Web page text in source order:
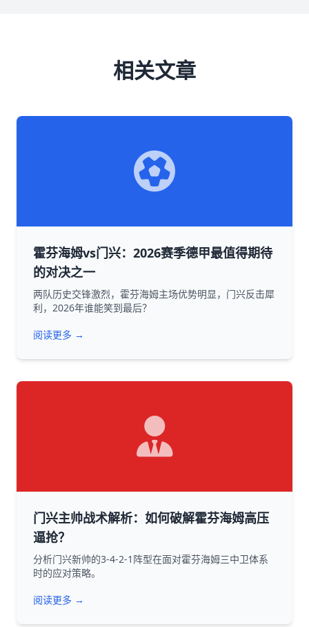
相关文章
霍芬海姆vs门兴：2026赛季德甲最值得期待
的对决之一
两队历史交锋激烈，霍芬海姆主场优势明显，门兴反击犀
利，2026年谁能笑到最后？
阅读更多 →
门兴主帅战术解析：如何破解霍芬海姆高压
逼抢？
分析门兴新帅的3-4-2-1阵型在面对霍芬海姆三中卫体系
时的应对策略。
阅读更多 →